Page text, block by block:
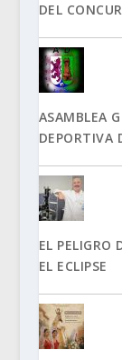
DEL
ASAMBLEA
DEPORTIVA
EL PELIGRO
EL ECLIPSE